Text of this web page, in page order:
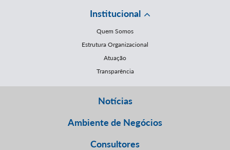
Institucional
Quem Somos
Estrutura Organizacional
Atuação
Transparência
Notícias
Ambiente de Negócios
Consultores